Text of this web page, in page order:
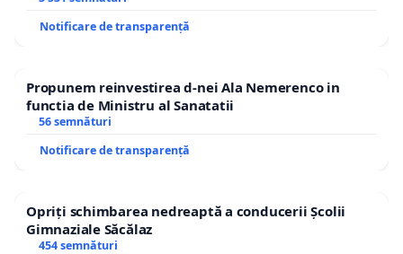
Notificare de transparență
Propunem reinvestirea d-nei Ala Nemerenco in
functia de Ministru al Sanatatii
56 semnături
Notificare de transparență
Opriți schimbarea nedreaptă a conducerii Școlii
Gimnaziale Săcălaz
454 semnături